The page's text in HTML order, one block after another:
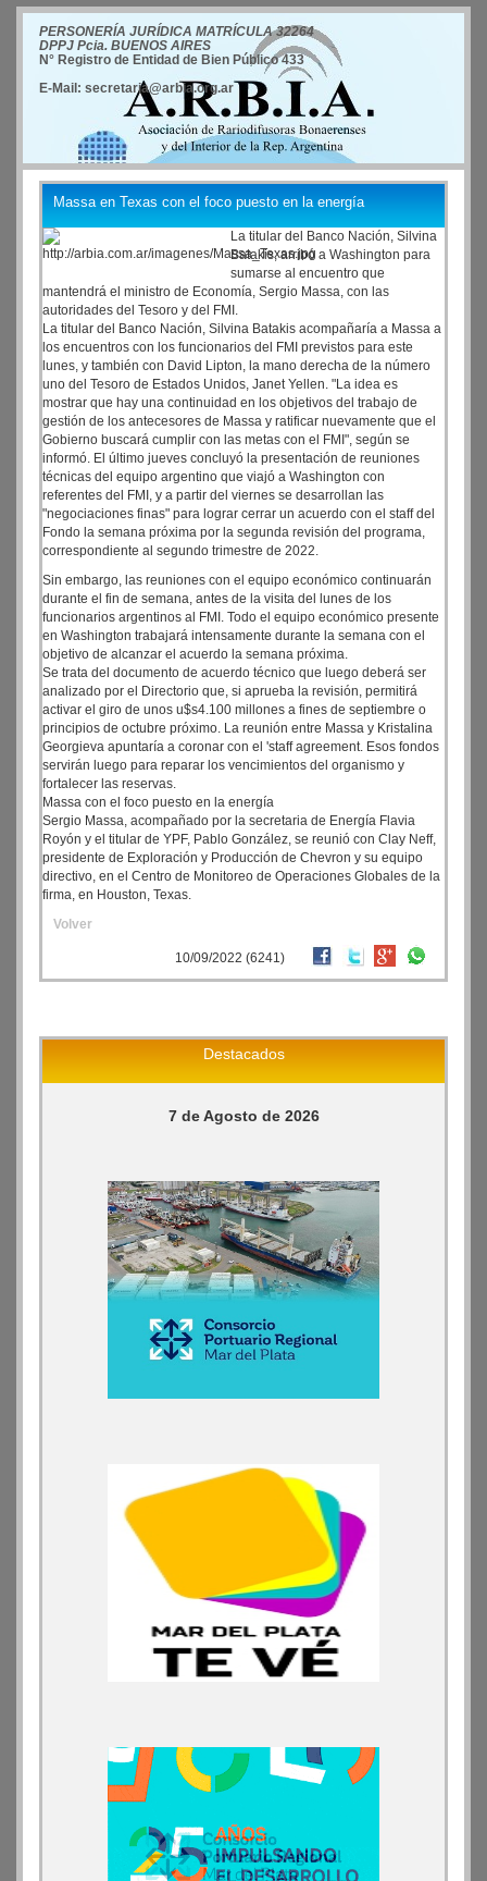
PERSONERÍA JURÍDICA MATRÍCULA 32264
DPPJ Pcia. BUENOS AIRES
N° Registro de Entidad de Bien Público 433
E-Mail: secretaria@arbia.org.ar
Massa en Texas con el foco puesto en la energía
La titular del Banco Nación, Silvina
Batakis, arribó a Washington para
sumarse al encuentro que
mantendrá el ministro de Economía, Sergio Massa, con las
autoridades del Tesoro y del FMI.
La titular del Banco Nación, Silvina Batakis acompañaría a Massa a
los encuentros con los funcionarios del FMI previstos para este
lunes, y también con David Lipton, la mano derecha de la número
uno del Tesoro de Estados Unidos, Janet Yellen. "La idea es
mostrar que hay una continuidad en los objetivos del trabajo de
gestión de los antecesores de Massa y ratificar nuevamente que el
Gobierno buscará cumplir con las metas con el FMI", según se
informó. El último jueves concluyó la presentación de reuniones
técnicas del equipo argentino que viajó a Washington con
referentes del FMI, y a partir del viernes se desarrollan las
"negociaciones finas" para lograr cerrar un acuerdo con el staff del
Fondo la semana próxima por la segunda revisión del programa,
correspondiente al segundo trimestre de 2022.
Sin embargo, las reuniones con el equipo económico continuarán
durante el fin de semana, antes de la visita del lunes de los
funcionarios argentinos al FMI. Todo el equipo económico presente
en Washington trabajará intensamente durante la semana con el
objetivo de alcanzar el acuerdo la semana próxima.
Se trata del documento de acuerdo técnico que luego deberá ser
analizado por el Directorio que, si aprueba la revisión, permitirá
activar el giro de unos u$s4.100 millones a fines de septiembre o
principios de octubre próximo. La reunión entre Massa y Kristalina
Georgieva apuntaría a coronar con el 'staff agreement. Esos fondos
servirán luego para reparar los vencimientos del organismo y
fortalecer las reservas.
Massa con el foco puesto en la energía
Sergio Massa, acompañado por la secretaria de Energía Flavia
Royón y el titular de YPF, Pablo González, se reunió con Clay Neff,
presidente de Exploración y Producción de Chevron y su equipo
directivo, en el Centro de Monitoreo de Operaciones Globales de la
firma, en Houston, Texas.
Volver
10/09/2022 (6241)
Destacados
7 de Agosto de 2026